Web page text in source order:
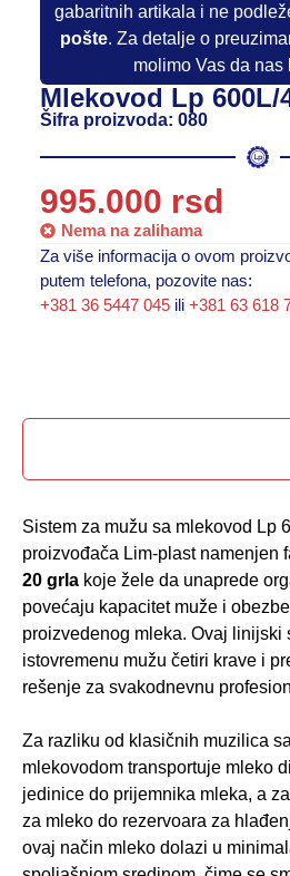
Mlekovod Lp 600L/
Šifra proizvoda: 080
Za više informacija o ovom
putem telefona, pozovite nas:
+381 36 5447 045 ili +381 63 618
995.000 rsd
Nema na zalihama
gabaritnih artikala i ne
pošte. Za detalje o
molimo Vas da nas
Sistem za mužu sa mlekovod Lp
proizvođača Lim-plast namenjen
20 grla koje žele da unaprede
povećaju kapacitet muže i
proizvedenog mleka. Ovaj linijski
istovremenu mužu četiri krave i
rešenje za svakodnevnu
Za razliku od klasičnih muzilica
mlekovodom transportuje mleko
jedinice do prijemnika mleka, a
za mleko do rezervoara za
ovaj način mleko dolazi u